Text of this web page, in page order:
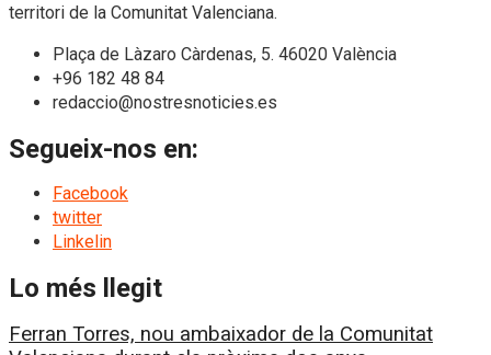
territori de la Comunitat Valenciana.
Plaça de Làzaro Càrdenas, 5. 46020 València
+96 182 48 84
redaccio@nostresnoticies.es
Segueix-nos en:
Facebook
twitter
Linkelin
Lo més llegit
Ferran Torres, nou ambaixador de la Comunitat